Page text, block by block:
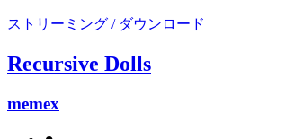
ストリーミング / ダウンロード
Recursive Dolls
memex